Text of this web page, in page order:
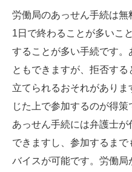
労働局のあっせん手続は
1日で終わることが多いこ
することが多い手続です。
ともできますが、拒否す
立てられるおそれがあり
じた上で参加するのが得策
あっせん手続には弁護士
できますし、参加するま
バイスが可能です。労働